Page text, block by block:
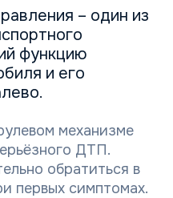
– один из
функцию
и его
механизме
ДТП.
обратиться в
первых симптомах.